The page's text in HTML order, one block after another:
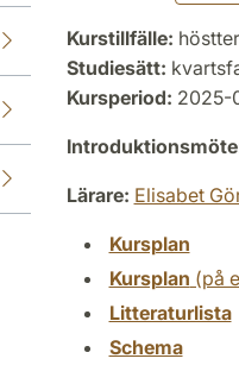
Kurstillfälle:
Studiesätt:
Kursperiod: 2025-
Lärare: Elisabet
Kursplan
Kursplan (på
Litteraturlista
Schema